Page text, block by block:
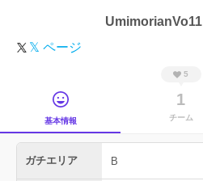
UmimorianVo11
𝕏 ページ
基本情報
5
1
チーム
ガチエリア B